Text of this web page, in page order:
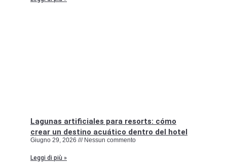
Lagunas artificiales para resorts: cómo
crear un destino acuático dentro del hotel
Giugno 29, 2026 Nessun commento
Leggi di più »